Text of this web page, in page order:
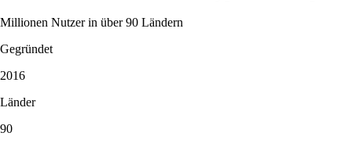
Millionen Nutzer in über 90 Ländern
Gegründet
2016
Länder
90